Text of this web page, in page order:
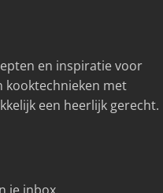
en inspiratie voor
kooktechnieken met
een heerlijk gerecht.